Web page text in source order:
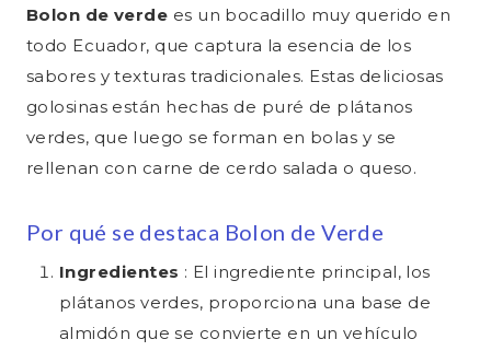
Bolon de verde es un bocadillo muy querido en
todo Ecuador, que captura la esencia de los
sabores y texturas tradicionales. Estas deliciosas
golosinas están hechas de puré de plátanos
verdes, que luego se forman en bolas y se
rellenan con carne de cerdo salada o queso.
Por qué se destaca Bolon de Verde
Ingredientes : El ingrediente principal, los
plátanos verdes, proporciona una base de
almidón que se convierte en un vehículo